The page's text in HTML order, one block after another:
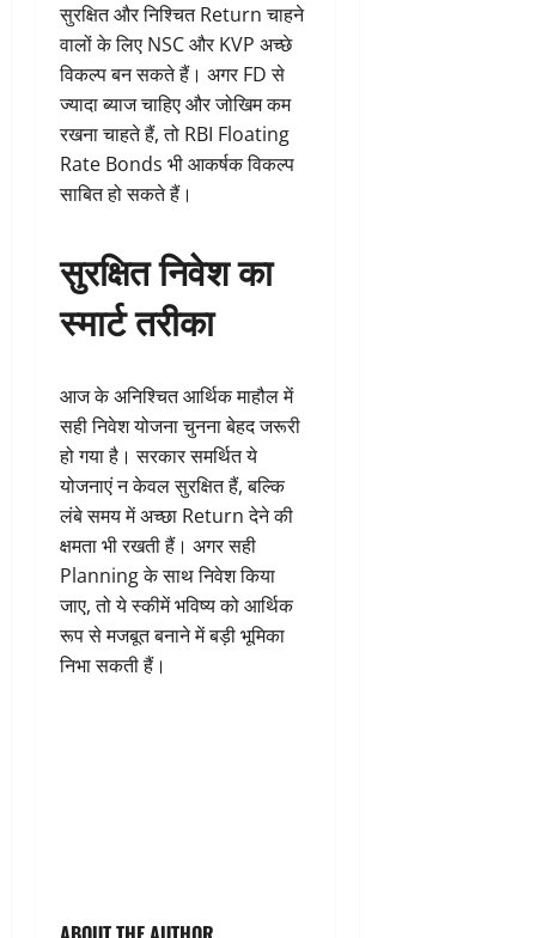
सुरक्षित और निश्चित Return चाहने
वालों के लिए NSC और KVP अच्छे
विकल्प बन सकते हैं। अगर FD से
ज्यादा ब्याज चाहिए और जोखिम कम
रखना चाहते हैं, तो RBI Floating
Rate Bonds भी आकर्षक विकल्प
साबित हो सकते हैं।
सुरक्षित निवेश का
स्मार्ट तरीका
आज के अनिश्चित आर्थिक माहौल में
सही निवेश योजना चुनना बेहद जरूरी
हो गया है। सरकार समर्थित ये
योजनाएं न केवल सुरक्षित हैं, बल्कि
लंबे समय में अच्छा Return देने की
क्षमता भी रखती हैं। अगर सही
Planning के साथ निवेश किया
जाए, तो ये स्कीमें भविष्य को आर्थिक
रूप से मजबूत बनाने में बड़ी भूमिका
निभा सकती हैं।